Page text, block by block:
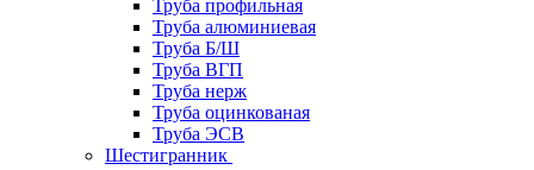
Труба профильная
Труба алюминиевая
Труба Б/Ш
Труба ВГП
Труба нерж
Труба оцинкованая
Труба ЭСВ
Шестигранник